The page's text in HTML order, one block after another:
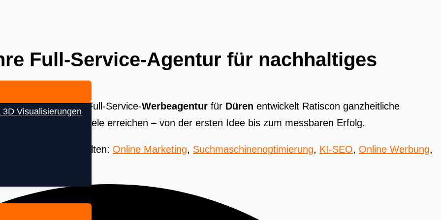
Visualisierungen
Full-Service-Agentur für nachhaltiges
Strategie. Als Ihre Full-Service-Werbeagentur für Düren entwickelt Ratiscon ganzheitliche
Unternehmensziele erreichen – von der ersten Idee bis zum messbaren Erfolg.
Beste aus aller Welten: Online Marketing, Suchmaschinenoptimierung, KI-SEO, Online Werbung,